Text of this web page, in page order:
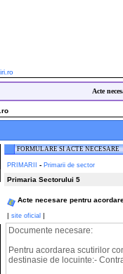
Acte
navigare/stanga.php
FORMULARE SI ACTE NECESARE
PRIMARII - Primarii de sector
Primaria Sectorului 5
Acte necesare pentru
| site oficial |
Documente necesare:
Pentru acordarea scutirilor
destinasie de locuinte:-